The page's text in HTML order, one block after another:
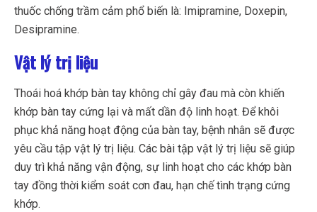
thuốc chống trầm cảm phổ biến là: Imipramine, Doxepin,
Desipramine.
Vật lý trị liệu
Thoái hoá khớp bàn tay không chỉ gây đau mà còn khiến
khớp bàn tay cứng lại và mất dần độ linh hoạt. Để khôi
phục khả năng hoạt động của bàn tay, bệnh nhân sẽ được
yêu cầu tập vật lý trị liệu. Các bài tập vật lý trị liệu sẽ giúp
duy trì khả năng vận động, sự linh hoạt cho các khớp bàn
tay đồng thời kiểm soát cơn đau, hạn chế tình trạng cứng
khớp.